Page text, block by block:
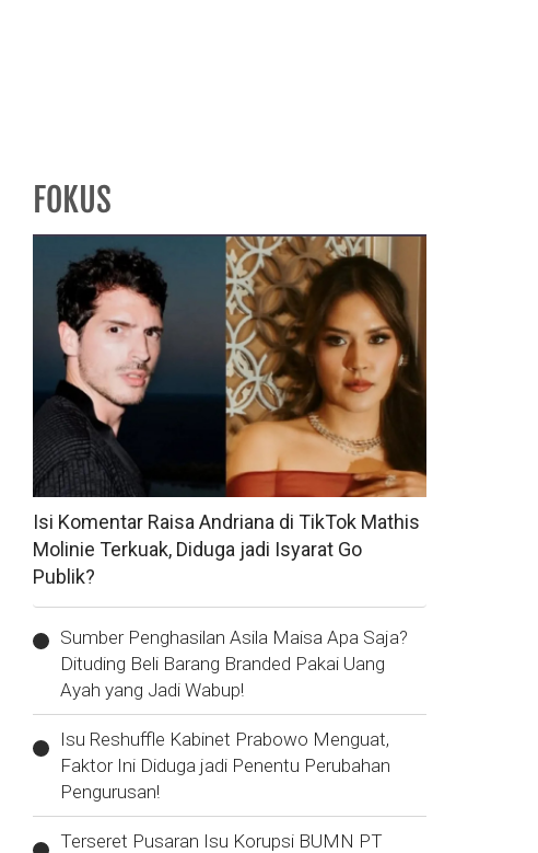
FOKUS
Isi Komentar Raisa Andriana di TikTok Mathis
Molinie Terkuak, Diduga jadi Isyarat Go
Publik?
Sumber Penghasilan Asila Maisa Apa Saja?
Dituding Beli Barang Branded Pakai Uang
Ayah yang Jadi Wabup!
Isu Reshuffle Kabinet Prabowo Menguat,
Faktor Ini Diduga jadi Penentu Perubahan
Pengurusan!
Terseret Pusaran Isu Korupsi BUMN PT